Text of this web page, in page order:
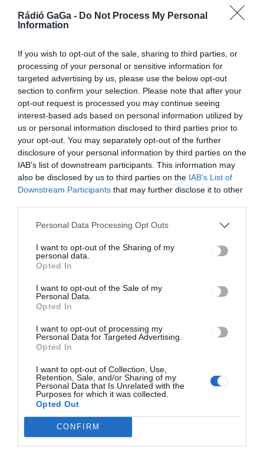
Rádió GaGa - Do Not Process My Personal
Information
If you wish to opt-out of the sale, sharing to third parties, or
processing of your personal or sensitive information for
targeted advertising by us, please use the below opt-out
section to confirm your selection. Please note that after your
opt-out request is processed you may continue seeing
interest-based ads based on personal information utilized by
us or personal information disclosed to third parties prior to
your opt-out. You may separately opt-out of the further
disclosure of your personal information by third parties on the
IAB’s list of downstream participants. This information may
also be disclosed by us to third parties on the IAB’s List of
Downstream Participants that may further disclose it to other
Personal Data Processing Opt Outs
I want to opt-out of the Sharing of my
personal data.
Opted In
I want to opt-out of the Sale of my
Personal Data.
Opted In
I want to opt-out of processing my
Personal Data for Targeted Advertising.
Opted In
I want to opt-out of Collection, Use,
Retention, Sale, and/or Sharing of my
Personal Data that Is Unrelated with the
Purposes for which it was collected.
Opted Out
CONFIRM
Dubában
A Sepsi Aréna belső
hangulatfelelőse, Mezey Zsola
Vagány fiú és vagány technikus
Általános csütörtöki pillanatkép
A pénteki pihenőnapot követően